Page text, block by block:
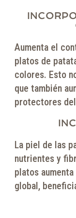
Aumenta el
platos de
colores. Esto
que también
protectores
La piel de las
nutrientes y
platos
global,